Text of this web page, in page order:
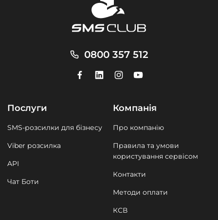
0800 357 512
Послуги
SMS-розсилки для бізнесу
Viber розсилка
API
Чат Боти
Компанія
Про компанію
Правила та умови
користування сервісом
Контакти
Методи оплати
КСВ